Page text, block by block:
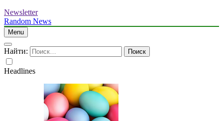
Newsletter
Random News
Menu
Найти:
Headlines